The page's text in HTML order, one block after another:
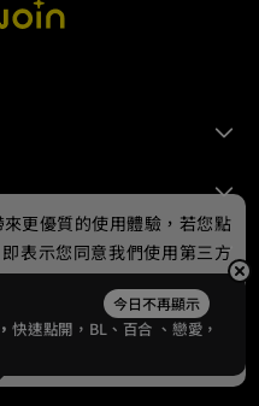
Co., Ltd.
今日不再顯示
快速點開，BL、 百合 、戀愛，
更優質的使用體驗，若您點
表示您同意我們使用第三方
權政策。